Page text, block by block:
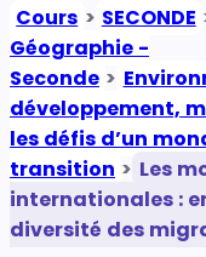
Cours > SECONDE
Géographie -
Seconde >
développement,
les défis d’un
transition > Les
internationales :
diversité des